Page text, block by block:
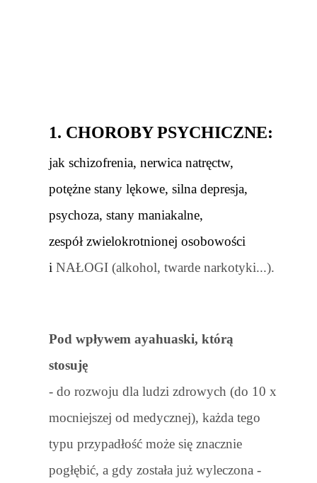
1. CHOROBY PSYCHICZNE:
jak schizofrenia, nerwica natręctw,
potężne stany lękowe, silna depresja,
psychoza, stany maniakalne,
zespół zwielokrotnionej osobowości
i NAŁOGI (alkohol, twarde narkotyki...).
Pod wpływem ayahuaski, którą
stosuję
- do rozwoju dla ludzi zdrowych (do 10 x
mocniejszej od medycznej), każda tego
typu przypadłość może się znacznie
pogłębić, a gdy została już wyleczona -